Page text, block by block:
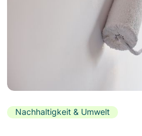
Nachhaltigkeit & Umwelt